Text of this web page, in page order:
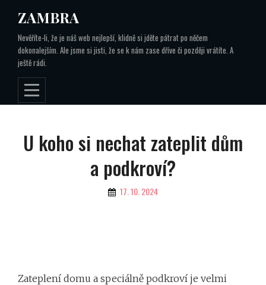
content
ZAMBRA
Nevěříte-li, že je náš web nejlepší, klidně si jděte pátrat po něčem
dokonalejším. Ale jsme si jisti, že se k nám zase dříve či později vrátíte. A
ještě rádi.
U koho si nechat zateplit dům
a podkroví?
By 17. 10. 2024
Zateplení domu a speciálně podkroví je velmi
Navigace
pro